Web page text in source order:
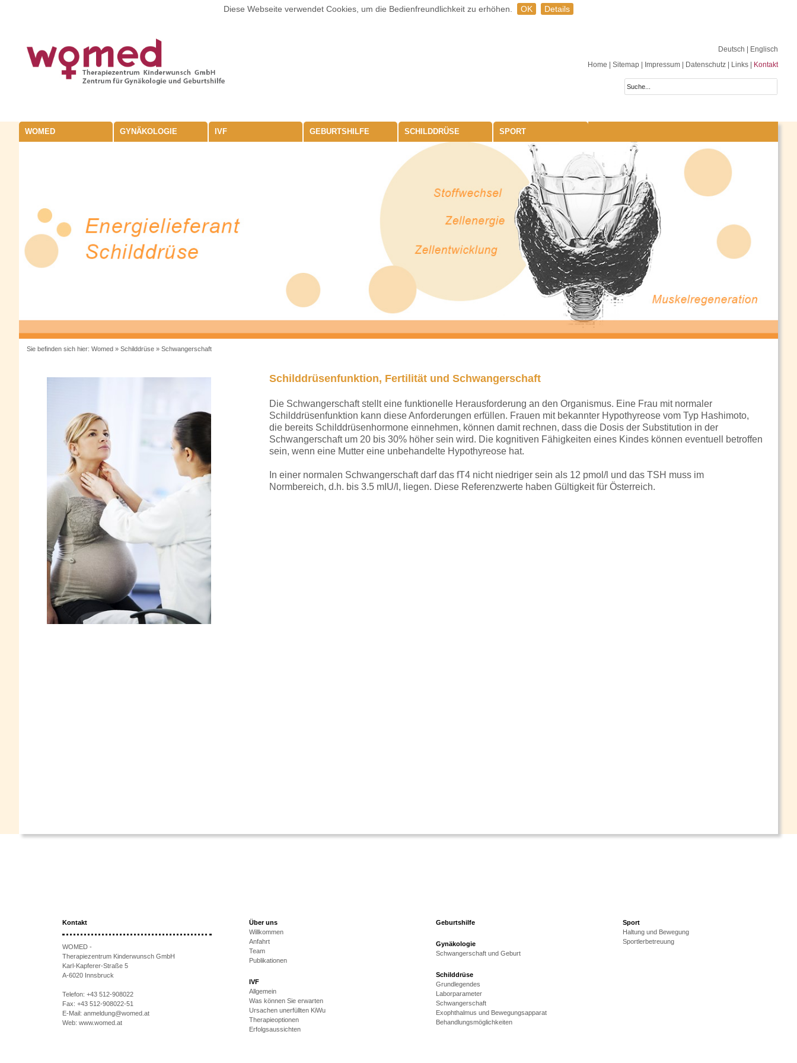
Diese Webseite verwendet Cookies, um die Bedienfreundlichkeit zu erhöhen. OK Details
Deutsch
| Englisch
Home
Sitemap Impressum Datenschutz Links Kontakt
WOMED GYNÄKOLOGIE IVF GEBURTSHILFE SCHILDDRÜSE SPORT
Sie befinden sich hier: Womed» Schilddrüse» Schwangerschaft
Schilddrüsenfunktion, Fertilität und Schwangerschaft
Die Schwangerschaft stellt eine funktionelle Herausforderung an den Organismus. Eine Frau mit normaler
Schilddrüsenfunktion kann diese Anforderungen erfüllen. Frauen mit bekannter Hypothyreose vom Typ Hashimoto,
die bereits Schilddrüsenhormone einnehmen, können damit rechnen, dass die Dosis der Substitution in der
Schwangerschaft um 20 bis 30% höher sein wird. Die kognitiven Fähigkeiten eines Kindes können eventuell betroffen
sein, wenn eine Mutter eine unbehandelte Hypothyreose hat.
In einer normalen Schwangerschaft darf das fT4 nicht niedriger sein als 12 pmol/l und das TSH muss im
Normbereich, d.h. bis 3.5 mIU/l, liegen. Diese Referenzwerte haben Gültigkeit für Österreich.
Kontakt
WOMED -
Therapiezentrum Kinderwunsch GmbH
Karl-Kapferer-Straße 5
A-6020 Innsbruck
Telefon: +43 512-908022
Fax: +43 512-908022-51
E-Mail: anmeldung@womed.at
Web: www.womed.at
Über uns
Willkommen
Anfahrt
Team
Publikationen
IVF
Allgemein
Was können Sie erwarten
Ursachen unerfüllten KiWu
Therapieoptionen
Erfolgsaussichten
Geburtshilfe
Gynäkologie
Schwangerschaft und Geburt
Schilddrüse
Grundlegendes
Laborparameter
Schwangerschaft
Exophthalmus und Bewegungsapparat
Behandlungsmöglichkeiten
Sport
Haltung und Bewegung
Sportlerbetreuung